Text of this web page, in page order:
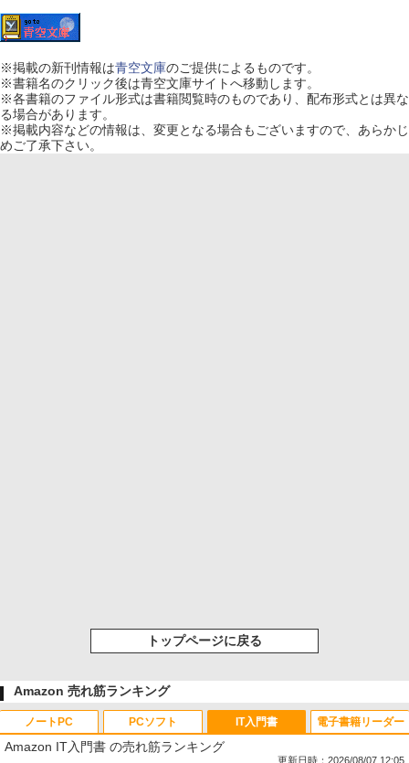
※掲載の新刊情報は青空文庫のご提供によるものです。
※書籍名のクリック後は青空文庫サイトへ移動します。
※各書籍のファイル形式は書籍閲覧時のものであり、配布形式とは異な
る場合があります。
※掲載内容などの情報は、変更となる場合もございますので、あらかじ
めご了承下さい。
トップページに戻る
Amazon 売れ筋ランキング
ノートPC PCソフト IT入門書
Amazon IT入門書 の売れ筋ランキング
更新日時：2026/08/07 12:05
電子書籍リーダー